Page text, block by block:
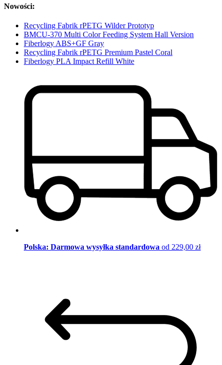
Nowości:
Recycling Fabrik rPETG Wilder Prototyp
BMCU-370 Multi Color Feeding System Hall Version
Fiberlogy ABS+GF Gray
Recycling Fabrik rPETG Premium Pastel Coral
Fiberlogy PLA Impact Refill White
Polska: Darmowa wysyłka standardowa od 229,00 zł